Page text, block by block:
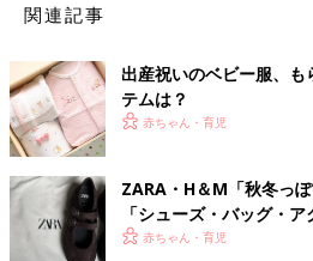
関連記事
出産祝いのベビー服、
テムは？
赤ちゃん・育児
ZARA・H＆М「秋冬っぽ
「シューズ・バッグ・
ム4選赤ちゃん・育児